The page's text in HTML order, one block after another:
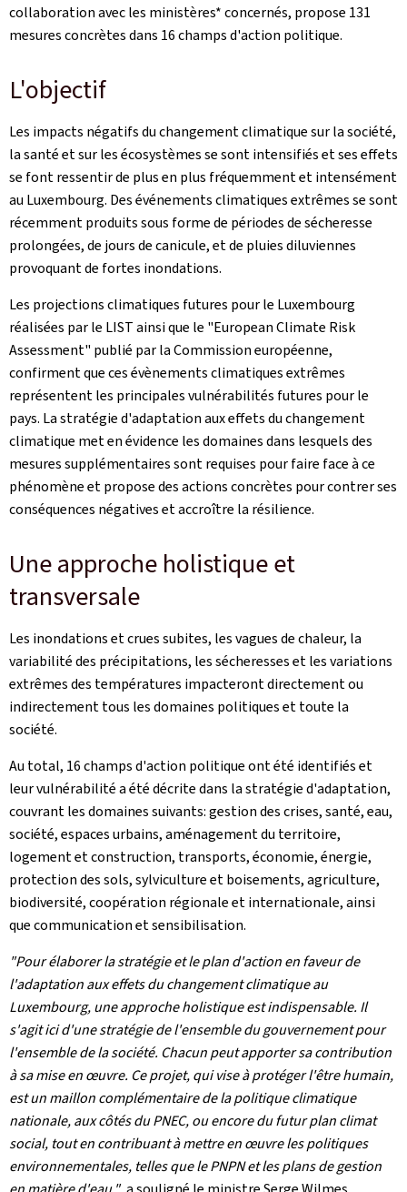
collaboration avec les ministères* concernés, propose 131
mesures concrètes dans 16 champs d'action politique.
L'objectif
Les impacts négatifs du changement climatique sur la société,
la santé et sur les écosystèmes se sont intensifiés et ses effets
se font ressentir de plus en plus fréquemment et intensément
au Luxembourg. Des événements climatiques extrêmes se sont
récemment produits sous forme de périodes de sécheresse
prolongées, de jours de canicule, et de pluies diluviennes
provoquant de fortes inondations.
Les projections climatiques futures pour le Luxembourg
réalisées par le LIST ainsi que le "European Climate Risk
Assessment" publié par la Commission européenne,
confirment que ces évènements climatiques extrêmes
représentent les principales vulnérabilités futures pour le
pays. La stratégie d'adaptation aux effets du changement
climatique met en évidence les domaines dans lesquels des
mesures supplémentaires sont requises pour faire face à ce
phénomène et propose des actions concrètes pour contrer ses
conséquences négatives et accroître la résilience.
Une approche holistique et
transversale
Les inondations et crues subites, les vagues de chaleur, la
variabilité des précipitations, les sécheresses et les variations
extrêmes des températures impacteront directement ou
indirectement tous les domaines politiques et toute la
société.
Au total, 16 champs d'action politique ont été identifiés et
leur vulnérabilité a été décrite dans la stratégie d'adaptation,
couvrant les domaines suivants: gestion des crises, santé, eau,
société, espaces urbains, aménagement du territoire,
logement et construction, transports, économie, énergie,
protection des sols, sylviculture et boisements, agriculture,
biodiversité, coopération régionale et internationale, ainsi
que communication et sensibilisation.
"Pour élaborer la stratégie et le plan d'action en faveur de
l'adaptation aux effets du changement climatique au
Luxembourg, une approche holistique est indispensable. Il
s'agit ici d'une stratégie de l'ensemble du gouvernement pour
l'ensemble de la société. Chacun peut apporter sa contribution
à sa mise en œuvre. Ce projet, qui vise à protéger l'être humain,
est un maillon complémentaire de la politique climatique
nationale, aux côtés du PNEC, ou encore du futur plan climat
social, tout en contribuant à mettre en œuvre les politiques
environnementales, telles que le PNPN et les plans de gestion